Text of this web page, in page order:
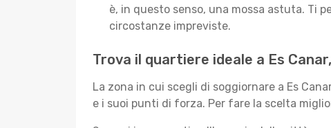
è, in questo senso, una mossa astuta. Ti
circostanze impreviste.
Trova il quartiere ideale a Es
La zona in cui scegli di soggiornare a Es
e i suoi punti di forza. Per fare la scelta